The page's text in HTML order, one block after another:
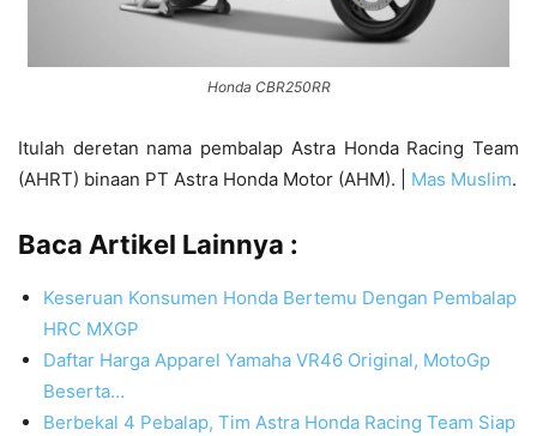
Honda CBR250RR
Itulah deretan nama pembalap Astra Honda Racing Team
(AHRT) binaan PT Astra Honda Motor (AHM). |
Mas Muslim.
Baca Artikel Lainnya :
Keseruan Konsumen Honda Bertemu Dengan Pembalap
HRC MXGP
Daftar Harga Apparel Yamaha VR46 Original, MotoGp
Beserta…
Berbekal 4 Pebalap, Tim Astra Honda Racing Team Siap